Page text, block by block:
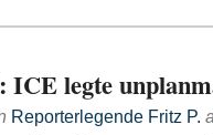
ICE legte
Reporterlegende Fritz P.